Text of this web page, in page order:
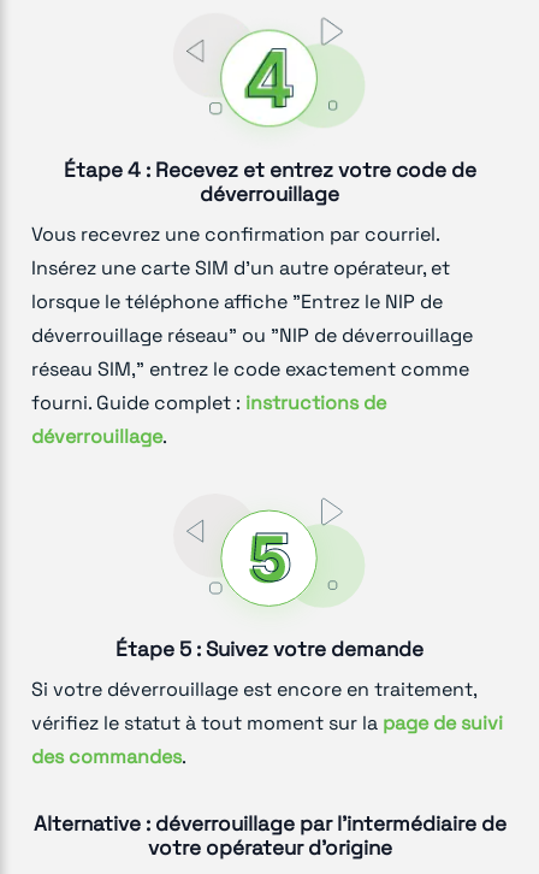
Étape 4 : Recevez et entrez votre code de
déverrouillage
Vous recevrez une confirmation par courriel.
Insérez une carte SIM d'un autre opérateur, et
lorsque le téléphone affiche "Entrez le NIP de
déverrouillage réseau" ou "NIP de déverrouillage
réseau SIM," entrez le code exactement comme
fourni. Guide complet : instructions de
déverrouillage.
Étape 5 : Suivez votre demande
Si votre déverrouillage est encore en traitement,
vérifiez le statut à tout moment sur la page de suivi
des commandes.
Alternative : déverrouillage par l'intermédiaire de
votre opérateur d'origine